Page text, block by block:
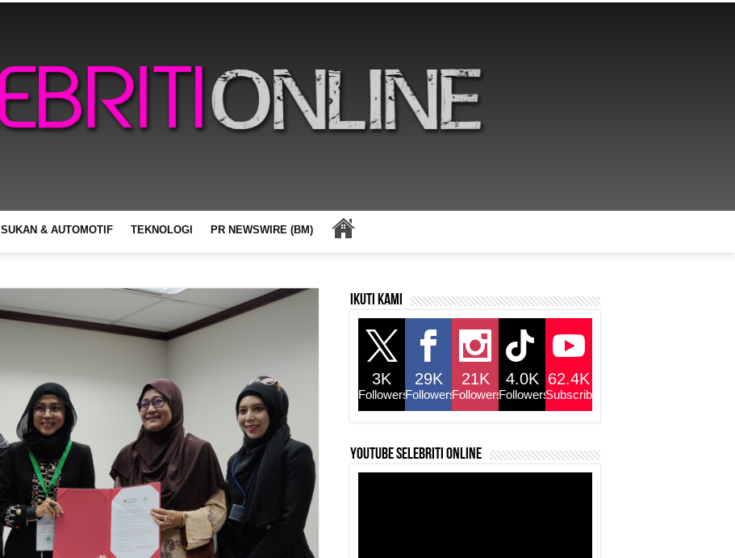
SUKAN & AUTOMOTIF TEKNOLOGI PR NEWSWIRE (BM)
Ikuti kami
3K
Followers
29K
Followers
21K
Followers
4.0K
Followers
62.4K
Subscribers
YouTube selebriti online